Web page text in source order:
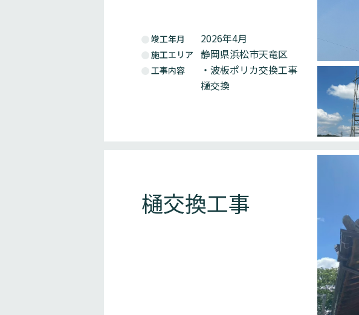
竣工年月 2026年4月
施工エリア 静岡県浜松市天竜区
工事内容
・波板ポリカ交換工事
樋交換
樋交換工事